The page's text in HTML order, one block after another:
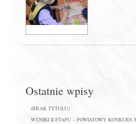
Ostatnie wpisy
(BRAK TYTUŁU)
WYNIKI II ETAPU – POWIATOWY